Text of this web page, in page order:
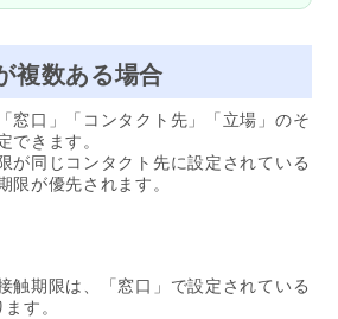
複数ある場合
窓口」「コンタクト先」「立場」のそ
できます。
が同じコンタクト先に設定されている
限が優先されます。
触期限は、「窓口」で設定されている
す。